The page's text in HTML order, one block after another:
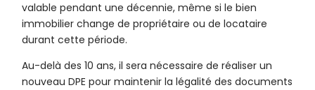
valable pendant une décennie, même si le bien
immobilier change de propriétaire ou de locataire
durant cette période.
Au-delà des 10 ans, il sera nécessaire de réaliser un
nouveau DPE pour maintenir la légalité des documents